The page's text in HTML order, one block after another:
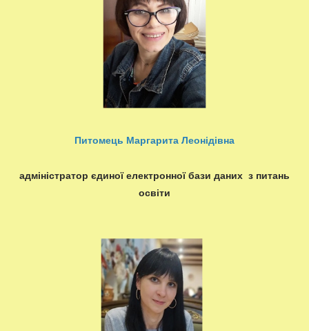
Питомець Маргарита Леонідівна
адміністратор єдиної електронної бази даних з питань
освіти